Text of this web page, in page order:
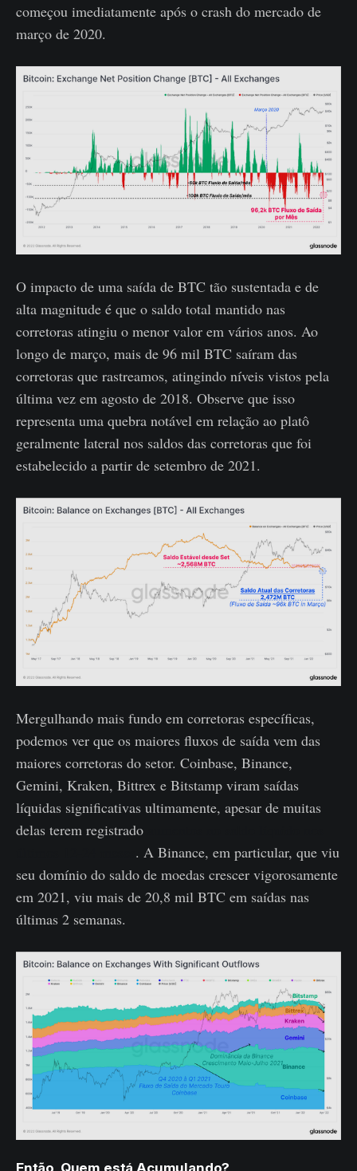
começou imediatamente após o crash do mercado de
março de 2020.
O impacto de uma saída de BTC tão sustentada e de
alta magnitude é que o saldo total mantido nas
corretoras atingiu o menor valor em vários anos. Ao
longo de março, mais de 96 mil BTC saíram das
corretoras que rastreamos, atingindo níveis vistos pela
última vez em agosto de 2018. Observe que isso
representa uma quebra notável em relação ao platô
geralmente lateral nos saldos das corretoras que foi
estabelecido a partir de setembro de 2021.
Mergulhando mais fundo em corretoras específicas,
podemos ver que os maiores fluxos de saída vem das
maiores corretoras do setor. Coinbase, Binance,
Gemini, Kraken, Bittrex e Bitstamp viram saídas
líquidas significativas ultimamente, apesar de muitas
delas terem registrado
. A Binance, em particular, que viu
seu domínio do saldo de moedas crescer vigorosamente
em 2021, viu mais de 20,8 mil BTC em saídas nas
últimas 2 semanas.